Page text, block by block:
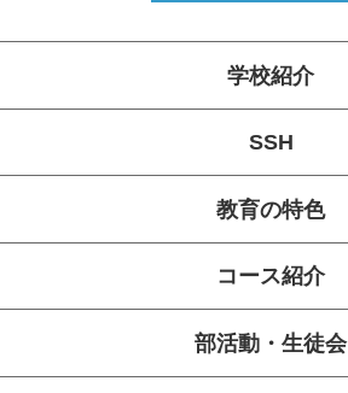
学校紹介
SSH
教育の特色
コース紹介
部活動・生徒会